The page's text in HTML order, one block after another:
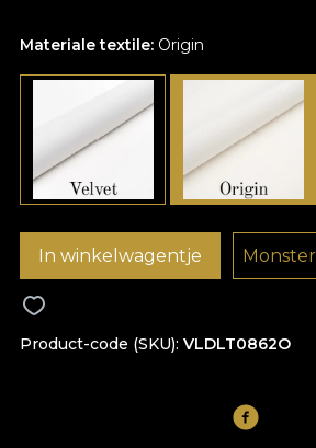
Materiale textile: Origin
Product-code (SKU) VLDLT0862O
In winkelwagentje Monster